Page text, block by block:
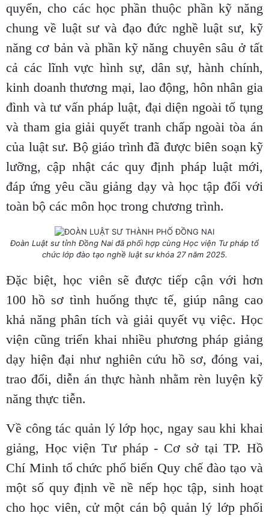
quyển, cho các học phần thuộc phần kỹ năng
chung về luật sư và đạo đức nghề luật sư, kỹ
năng cơ bản và phần kỹ năng chuyên sâu ở tất
cả các lĩnh vực hình sự, dân sự, hành chính,
kinh doanh thương mại, lao động, hôn nhân gia
đình và tư vấn pháp luật, đại diện ngoài tố tụng
và tham gia giải quyết tranh chấp ngoài tòa án
của luật sư. Bộ giáo trình đã được biên soạn kỹ
lưỡng, cập nhật các quy định pháp luật mới,
đáp ứng yêu cầu giảng dạy và học tập đối với
toàn bộ các môn học trong chương trình.
Đoàn Luật sư tỉnh Đồng Nai đã phối hợp cùng Học viện Tư pháp tổ
chức lớp đào tạo nghề luật sư khóa 27 năm 2025.
Đặc biệt, học viên sẽ được tiếp cận với hơn
100 hồ sơ tình huống thực tế, giúp nâng cao
khả năng phân tích và giải quyết vụ việc. Học
viện cũng triển khai nhiều phương pháp giảng
dạy hiện đại như nghiên cứu hồ sơ, đóng vai,
trao đổi, diễn án thực hành nhằm rèn luyện kỹ
năng thực tiễn.
Về công tác quản lý lớp học, ngay sau khi khai
giảng, Học viện Tư pháp - Cơ sở tại TP. Hồ
Chí Minh tổ chức phổ biến Quy chế đào tạo và
một số quy định về nề nếp học tập, sinh hoạt
cho học viên, cử một cán bộ quản lý lớp phối